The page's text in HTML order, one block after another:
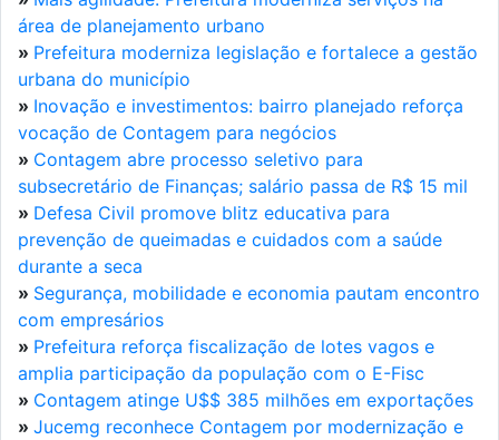
área de planejamento urbano
» Prefeitura moderniza legislação e fortalece a gestão
urbana do município
» Inovação e investimentos: bairro planejado reforça
vocação de Contagem para negócios
» Contagem abre processo seletivo para
subsecretário de Finanças; salário passa de R$ 15 mil
» Defesa Civil promove blitz educativa para
prevenção de queimadas e cuidados com a saúde
durante a seca
» Segurança, mobilidade e economia pautam encontro
com empresários
» Prefeitura reforça fiscalização de lotes vagos e
amplia participação da população com o E-Fisc
» Contagem atinge U$$ 385 milhões em exportações
» Jucemg reconhece Contagem por modernização e